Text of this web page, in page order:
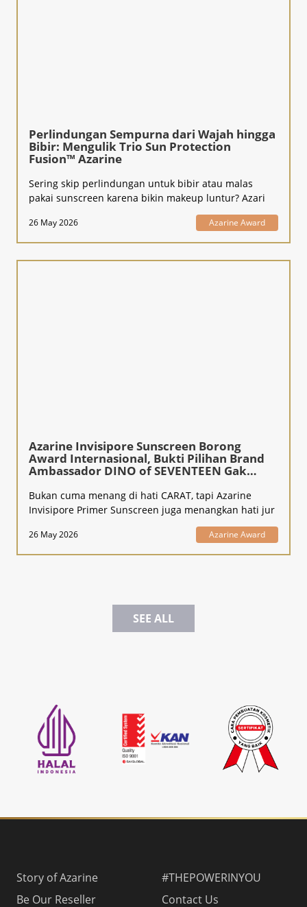
Perlindungan Sempurna dari Wajah hingga
Bibir: Mengulik Trio Sun Protection
Fusion™ Azarine
Sering skip perlindungan untuk bibir atau malas
pakai sunscreen karena bikin makeup luntur? Azari
26 May 2026 Azarine Award
Azarine Invisipore Sunscreen Borong
Award Internasional, Bukti Pilihan Brand
Ambassador DINO of SEVENTEEN Gak
Bukan cuma menang di hati CARAT, tapi Azarine
Invisipore Primer Sunscreen juga menangkan hati jur
26 May 2026 Azarine Award
SEE ALL
Story of Azarine
Be Our Reseller
#THEPOWERINYOU
Contact Us